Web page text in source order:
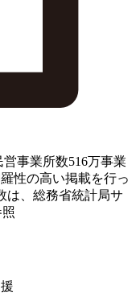
事業所数516万事業
性の高い掲載を行っ
は、総務省統計局サ